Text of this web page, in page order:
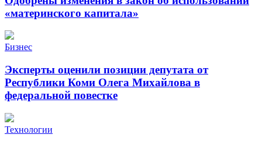
«материнского капитала»
Бизнес
Эксперты оценили позиции депутата от
Республики Коми Олега Михайлова в
федеральной повестке
Технологии